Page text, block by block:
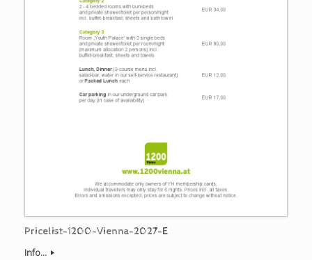
Pricelist-1200-Vienna-2027-E
Info...